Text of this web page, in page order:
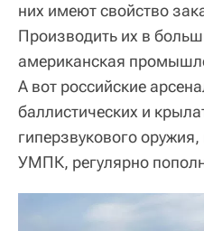
них имеют свойство
Производить их в
американская
А вот российские
баллистических и
гиперзвукового
УМПК, регулярно